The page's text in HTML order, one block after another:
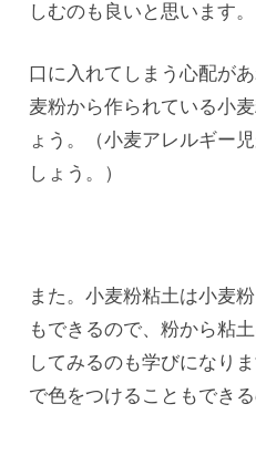
しむのも良いと思います。
口に入れてしまう心配が
麦粉から作られている小
ょう。（小麦アレルギー
しょう。）
また。小麦粉粘土は小麦
もできるので、粉から粘
してみるのも学びになり
で色をつけることもでき